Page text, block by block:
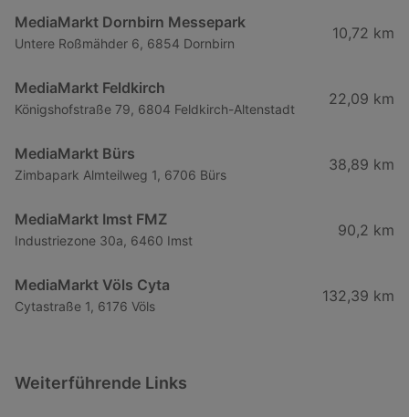
MediaMarkt Dornbirn Messepark
Untere Roßmähder 6, 6854 Dornbirn
10,72 km
MediaMarkt Feldkirch
Königshofstraße 79, 6804 Feldkirch-Altenstadt
22,09 km
MediaMarkt Bürs
Zimbapark Almteilweg 1, 6706 Bürs
38,89 km
MediaMarkt Imst FMZ
Industriezone 30a, 6460 Imst
90,2 km
MediaMarkt Völs Cyta
Cytastraße 1, 6176 Völs
132,39 km
Weiterführende Links